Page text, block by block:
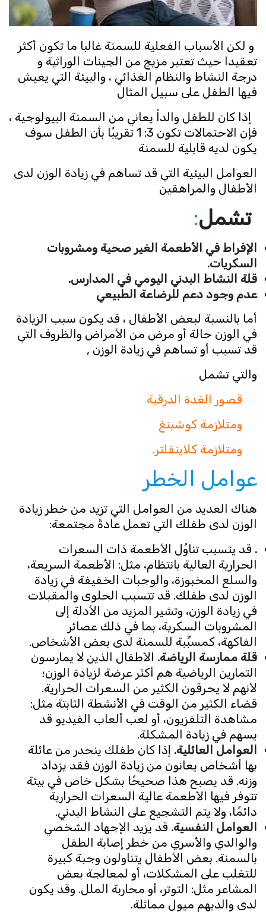
و لكن الأسباب الفعلية للسمنة غالبا ما تكون أكثر
تعقيدا حيث تعتبر مزيج من الجينات الوراثية و
درجة النشاط والنظام الغذائي ، والبيئة التي يعيش
فيها الطفل على سبيل المثال
إذا كان للطفل والداً يعاني من السمنة البيولوجية ،
فإن الاحتمالات تكون 3: 1 تقريبًا بأن الطفل سوف
يكون لديه قابلية للسمنة
العوامل البيئية التي قد تساهم في زيادة الوزن لدى
الأطفال والمراهقين
تشمل :
الإفراط في الأطعمة الغير صحية ومشروبات
السكريات.
قلة النشاط البدني اليومي في المدارس.
عدم وجود دعم للرضاعة الطبيعي
أما بالنسبة لبعض الأطفال ، قد يكون سبب الزيادة
في الوزن حالة أو مرض من الأمراض والظروف التي
قد تسبب أو تساهم في زيادة الوزن ,
والتي تشمل
قصور الغدة الدرقية
ومتلازمة كوشينغ
ومتلازمة كلاينفلتر.
عوامل الخطر
هناك العديد من العوامل التي تزيد من خطر زيادة
الوزن لدى طفلك التي تعمل عادةً مجتمعة:
. قد يتسبب تناوُل الأطعمة ذات السعرات
الحرارية العالية بانتظام، مثل: الأطعمة السريعة،
والسلع المخبوزة، والوجبات الخفيفة في زيادة
الوزن لدى طفلك. قد تتسبب الحلوى والمقبلات
في زيادة الوزن، وتشير المزيد من الأدلة إلى
المشروبات السكرية، بما في ذلك عصائر
الفاكهة، كمسبِّبة للسمنة لدى بعض الأشخاص.
قلة ممارسة الرياضة.الأطفال الذين لا يمارسون
التمارين الرياضية هم أكثر عرضة لزيادة الوزن؛
لأنهم لا يحرقون الكثير من السعرات الحرارية.
قضاء الكثير من الوقت في الأنشطة الثابتة مثل:
مشاهدة التلفزيون، أو لعب ألعاب الفيديو قد
يسهم في زيادة المشكلة.
العوامل العائلية.إذا كان طفلك ينحدر من عائلة
بها أشخاص يعانون من زيادة الوزن فقد يزداد
وزنه. قد يصبح هذا صحيحًا بشكل خاص في بيئة
تتوفر فيها الأطعمة عالية السعرات الحرارية
دائمًا، ولا يتم التشجيع على النشاط البدني.
العوامل النفسية.قد يزيد الإجهاد الشخصي
والوالدي والأسري من خطر إصابة الطفل
بالسمنة. بعض الأطفال يتناولون وجبة كبيرة
للتغلب على المشكلات، أو لمعالجة بعض
المشاعر مثل: التوتر، أو محاربة الملل. وقد يكون
لدى والديهم ميول مماثلة.